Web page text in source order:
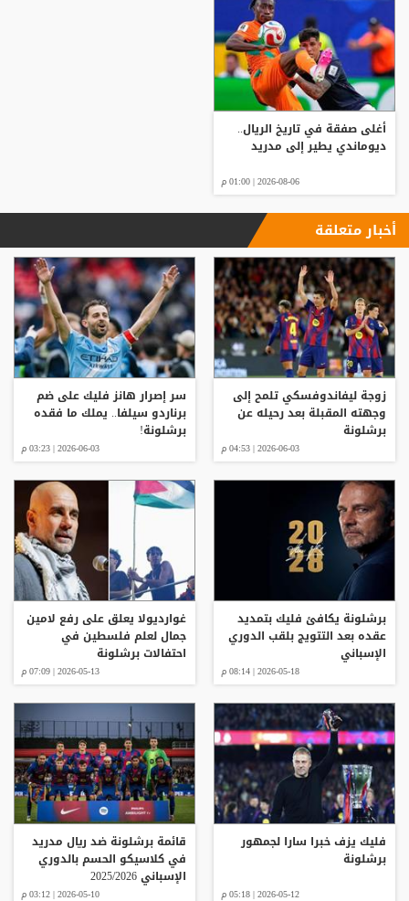
أغلى صفقة في تاريخ الريال..
ديوماندي يطير إلى مدريد
2026-08-06 | 01:00 م
أخبار متعلقة
زوجة ليفاندوفسكي تلمح إلى
وجهته المقبلة بعد رحيله عن
برشلونة
2026-06-03 | 04:53 م
سر إصرار هانز فليك على ضم
برناردو سيلفا.. يملك ما فقده
برشلونة!
2026-06-03 | 03:23 م
برشلونة يكافئ فليك بتمديد
عقده بعد التتويج بلقب الدوري
الإسباني
2026-05-18 | 08:14 م
غوارديولا يعلق على رفع لامين
جمال لعلم فلسطين في
احتفالات برشلونة
2026-05-13 | 07:09 م
فليك يزف خبرا سارا لجمهور
برشلونة
2026-05-12 | 05:18 م
قائمة برشلونة ضد ريال مدريد
في كلاسيكو الحسم بالدوري
الإسباني 2025/2026
2026-05-10 | 03:12 م